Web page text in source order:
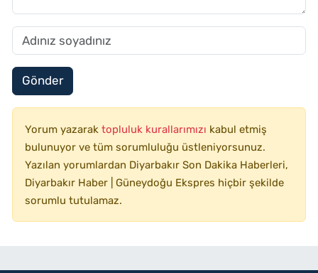
Gönder
Yorum yazarak topluluk kurallarımızı kabul etmiş
bulunuyor ve tüm sorumluluğu üstleniyorsunuz.
Yazılan yorumlardan Diyarbakır Son Dakika Haberleri,
Diyarbakır Haber | Güneydoğu Ekspres hiçbir şekilde
sorumlu tutulamaz.